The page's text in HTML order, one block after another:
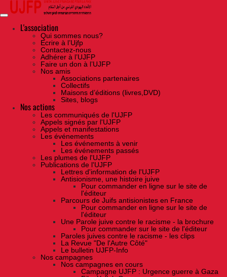
Skip
the
contentL'association
Qui sommes nous?
Ecrire à l’Ujfp
Contactez-nous
Adhérer à l’UJFP
Faire un don à l’UJFP
Nos amis
Associations partenaires
Collectifs
Maisons d’éditions (livres,DVD)
Sites, blogs
Nos actions
Les communiqués de l'UJFP
Appels signés par l'UJFP
Appels et manifestations
Les événements
Les événements à venir
Les événements passés
Les plumes de l'UJFP
Publications de l'UJFP
Lettres d'information de l'UJFP
Antisionisme, une histoire juive
Pour commander en ligne sur le site de
l'éditeur
Parcours de Juifs antisionistes en France
Pour commander en ligne sur le site de
l'éditeur
Une Parole juive contre le racisme - la brochure
Pour commander sur le site de l'éditeur
Paroles juives contre le racisme - les clips
La Revue "De l'Autre Côté"
Le bulletin UJFP-Info
Nos campagnes
Nos campagnes en cours
Campagne UJFP : Urgence guerre à Gaza